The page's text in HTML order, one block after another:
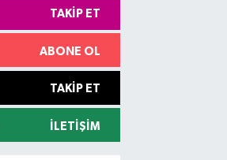
TAKIP ET
ABONE OL
TAKIP ET
İLETIŞIM